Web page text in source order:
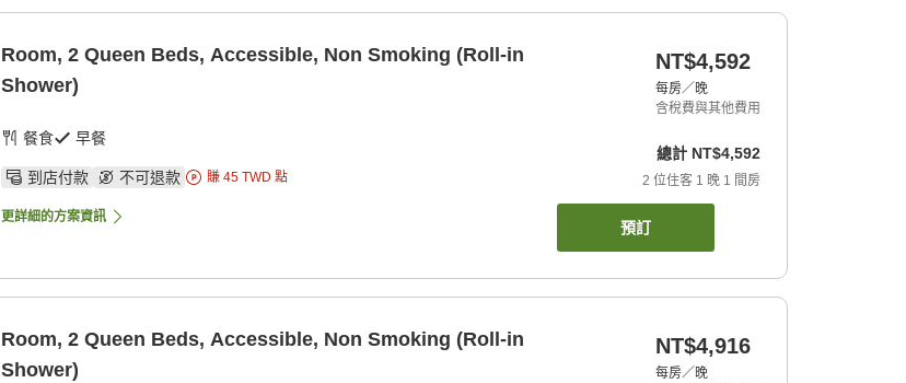
Room, 2 Queen Beds, Accessible, Non Smoking (Roll-in
Shower)
餐食 早餐
到店付款 不可退款 賺 45 TWD 點
更詳細的方案資訊
NT$4,592
每房／晚
含稅費與其他費用
總計 NT$4,592
2 位住客 1 晚 1 間房
預訂
Room, 2 Queen Beds, Accessible, Non Smoking (Roll-in
Shower)
NT$4,916
每房／晚